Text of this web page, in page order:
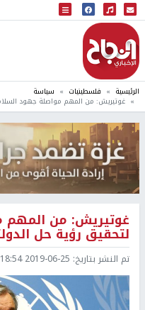
البث المباشر
إذاعة النجاح
الرئيسية فلسطينيات سياسة
غوتيريش: من المهم مواصلة جهود
غوتيريش: من المهم
لتحقيق رؤية حل
تم النشر بتاريخ: 2019-06-25 18:54